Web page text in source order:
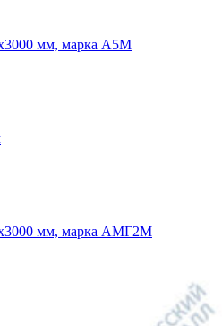
мм, марка А5М
мм, марка АМГ2М